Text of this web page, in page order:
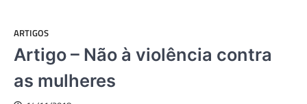
ARTIGOS
Artigo – Não à violência contra
as mulheres